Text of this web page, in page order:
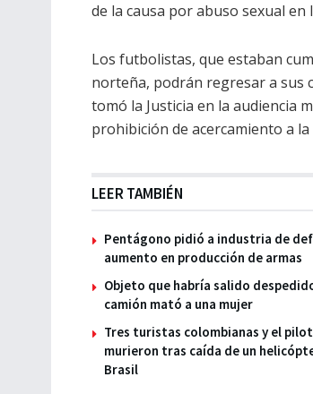
de la causa por abuso sexual en
Los futbolistas, que estaban
norteña, podrán regresar a sus
tomó la Justicia en la audiencia
prohibición de acercamiento a
LEER TAMBIÉN
Pentágono pidió a industria de
aumento en producción de armas
Objeto que habría salido
camión mató a una mujer
Tres turistas colombianas y el
murieron tras caída de un
Brasil